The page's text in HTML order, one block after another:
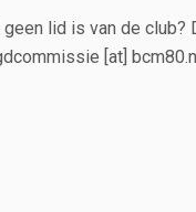
lid is van de
[at]